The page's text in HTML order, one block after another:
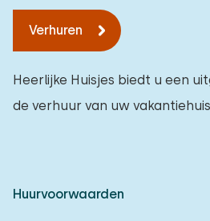
Verhuren
Heerlijke Huisjes biedt u een
de verhuur van uw
Huurvoorwaarden